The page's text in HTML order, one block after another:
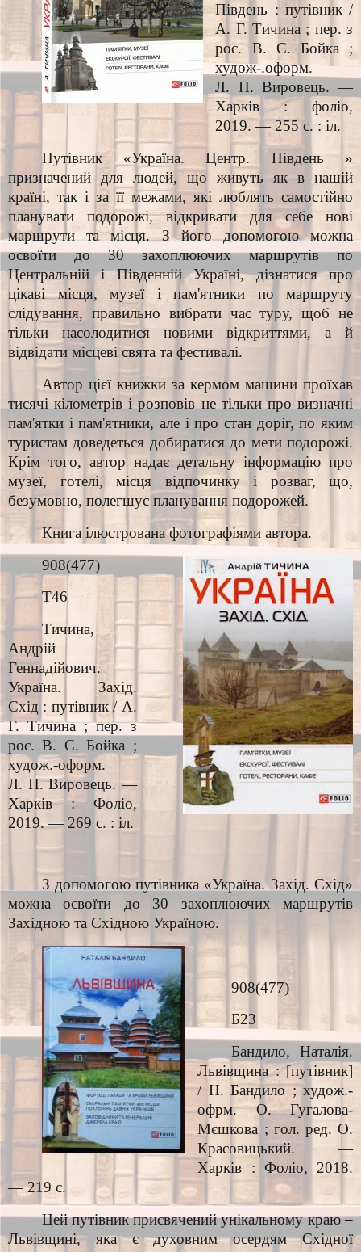
Південь : путівник /
А. Г. Тичина ; пер. з
рос. В. С. Бойка ;
худож-.оформ.
Л. П. Вировець. —
Харків : фоліо,
2019. — 255 с. : іл.
Путівник «Україна. Центр. Південь »
призначений для людей, що живуть як в нашій
країні, так і за її межами, які люблять самостійно
планувати подорожі, відкривати для себе нові
маршрути та місця. З його допомогою можна
освоїти до 30 захоплюючих маршрутів по
Центральній і Південній Україні, дізнатися про
цікаві місця, музеї і пам'ятники по маршруту
слідування, правильно вибрати час туру, щоб не
тільки насолодитися новими відкриттями, а й
відвідати місцеві свята та фестивалі.
Автор цієї книжки за кермом машини проїхав
тисячі кілометрів і розповів не тільки про визначні
пам'ятки і пам'ятники, але і про стан доріг, по яким
туристам доведеться добиратися до мети подорожі.
Крім того, автор надає детальну інформацію про
музеї, готелі, місця відпочинку і розваг, що,
безумовно, полегшує планування подорожей.
Книга ілюстрована фотографіями автора.
908(477)
Т46
Тичина,
Андрій
Геннадійович.
Україна. Захід.
Схід : путівник / А.
Г. Тичина ; пер. з
рос. В. С. Бойка ;
худож.-оформ.
Л. П. Вировець. —
Харків : Фоліо,
2019. — 269 с. : іл.
З допомогою путівника «Україна. Захід. Схід»
можна освоїти до 30 захоплюючих маршрутів
Західною та Східною Україною.
908(477)
Б23
Бандило, Наталія.
Львівщина : [путівник]
/ Н. Бандило ; худож.-
офрм. О. Гугалова-
Мєшкова ; гол. ред. О.
Красовицький. —
Харків : Фоліо, 2018.
— 219 с.
Цей путівник присвячений унікальному краю –
Львівщині, яка є духовним осердям Східної